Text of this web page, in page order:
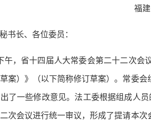
福
书长、各位委员：
，省十四届人大常委会第二十二次会
案）》（以下简称修订草案）。常委
了一些修改意见。法工委根据组成人
次会议进行统一审议，形成了提请本